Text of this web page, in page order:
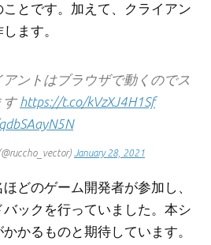
とです。加えて、クライアン
ます。
アントはブラウザで動くのでス
す https://t.co/kVzXJ4H1Sf
January 28, 2021
どのゲーム開発者が参加し、
ックを行っていました。本シ
かるものと期待しています。